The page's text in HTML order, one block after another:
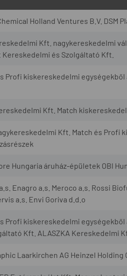
Holland Ventures B.V. DSM
Kft. nagykereskedelmi
Kereskedelmi és Szolgáltató Kft.
Profi kiskereskedelmi
Kft. Match
Kft. Match és Profi
Hungaria áruház-épületek OBI
Enagro a.s. Meroco a.s. Rossi
a.s. Envi Goriva d.d.o
Profi kiskereskedelmi
Kft. ALASZKA Kereskedelmi
Laarkirchen AG Heinzel Holding